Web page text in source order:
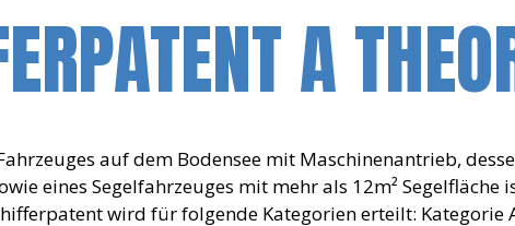
A
auf dem Bodensee mit Maschinenantrieb,
eines Segelfahrzeuges mit mehr als 12m² Segelfläche
wird für folgende Kategorien erteilt: Kategorie